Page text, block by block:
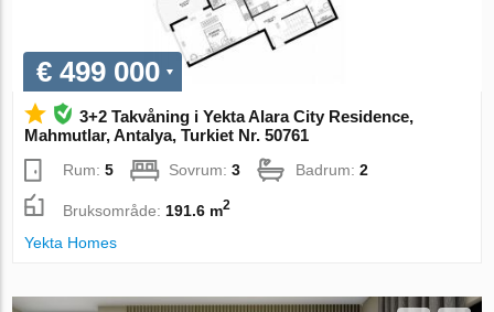
€ 499 000
3+2 Takvåning i Yekta Alara City Residence,
Mahmutlar, Antalya, Turkiet Nr. 50761
Rum:5 Sovrum:3 Badrum:2
Bruksområde: 191.6 m2
Yekta Homes